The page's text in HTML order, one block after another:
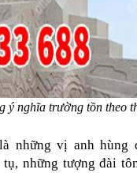
ý nghĩa trường tồn theo
những vị anh hùng
những tượng đài